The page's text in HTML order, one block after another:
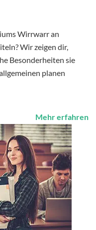
Wirrwarr an
Wir zeigen dir,
Besonderheiten sie
planen
Mehr erfahren